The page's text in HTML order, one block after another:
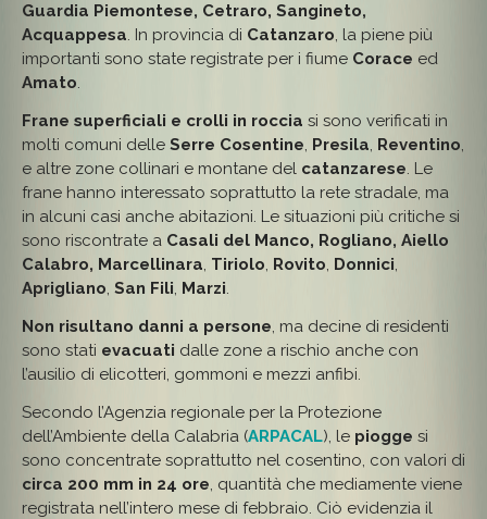
Guardia Piemontese, Cetraro, Sangineto,
Acquappesa. In provincia di Catanzaro, la piene più
importanti sono state registrate per i fiume Corace ed
Amato.
Frane superficiali e crolli in roccia si sono verificati in
molti comuni delle Serre Cosentine, Presila, Reventino,
e altre zone collinari e montane del catanzarese. Le
frane hanno interessato soprattutto la rete stradale, ma
in alcuni casi anche abitazioni. Le situazioni più critiche si
sono riscontrate a Casali del Manco, Rogliano, Aiello
Calabro, Marcellinara, Tiriolo, Rovito, Donnici,
Aprigliano, San Fili, Marzi.
Non risultano danni a persone, ma decine di residenti
sono stati evacuati dalle zone a rischio anche con
l’ausilio di elicotteri, gommoni e mezzi anfibi.
Secondo l’Agenzia regionale per la Protezione
dell’Ambiente della Calabria (ARPACAL), le piogge si
sono concentrate soprattutto nel cosentino, con valori di
circa 200 mm in 24 ore, quantità che mediamente viene
registrata nell’intero mese di febbraio. Ciò evidenzia il